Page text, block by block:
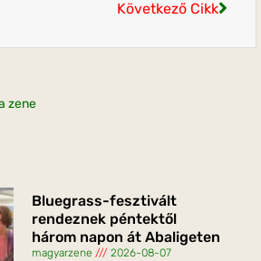
Következő Cikk
zene
Bluegrass-fesztivált
rendeznek péntektől
három napon át Abaligeten
magyarzene 2026-08-07